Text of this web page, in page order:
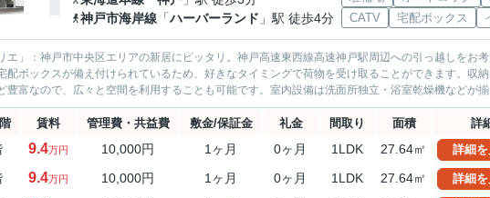
神戸市海岸線 「ハーバーランド 」駅 徒歩4分
CATV
宅配ボックス
エ」：神戸市中央区エリアの新居にピッタリ。神戸高速東西線高速神戸駅周辺への引っ越しをお
配ボックスが備え付けられているため、好きなタイミングで荷物を受け取ることができます。収
豊富なので、広々と空間を利用することも可能です。室内設備は洗面所独立・浴室乾燥機などが
賃料 管理費・共益費 敷金/保証金 礼金 間取り 面積 詳
9.4万円 10,000円 1ヶ月 0ヶ月 1LDK 27.64㎡ 詳細
9.4万円 10,000円 1ヶ月 0ヶ月 1LDK 27.64㎡ 詳細